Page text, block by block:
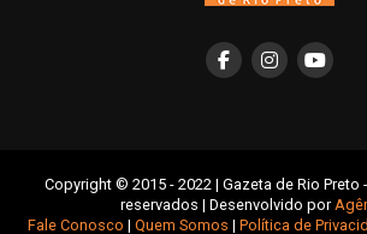
Copyright © 2015 - 2022 | Gazeta de Rio
reservados | Desenvolvido por
Fale Conosco | Quem Somos | Política de